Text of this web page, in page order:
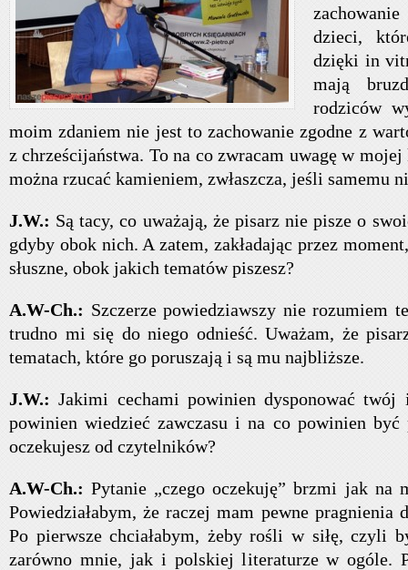
dzieci,
dzięki in
mają
rodziców
moim zdaniem nie jest to zachowanie zgodne z
z chrześcijaństwa. To na co zwracam uwagę w
można rzucać kamieniem, zwłaszcza, jeśli samemu
J.W.: Są tacy, co uważają, że pisarz nie pisze o
gdyby obok nich. A zatem, zakładając przez
słuszne, obok jakich tematów piszesz?
A.W-Ch.: Szczerze powiedziawszy nie rozumiem
trudno mi się do niego odnieść. Uważam, że
tematach, które go poruszają i są mu najbliższe.
J.W.:Jakimi cechami powinien dysponować twój
powinien wiedzieć zawczasu i na co powinien być
oczekujesz od czytelników?
A.W-Ch.:Pytanie „czego oczekuję” brzmi jak na
Powiedziałabym, że raczej mam pewne pragnienia
Po pierwsze chciałabym, żeby rośli w siłę, czyli
zarówno mnie, jak i polskiej literaturze w ogóle.